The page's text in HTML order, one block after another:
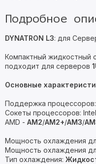
Подробное
DYNATRON L3: для
Компактный
подходит для серверов
Основные
Поддержка процессоров:
Сокеты процессоров:
AMD - AM2/AM2+/AM3/
Мощность охлаждения
Мощность охлаждения
Тип охлаждения: